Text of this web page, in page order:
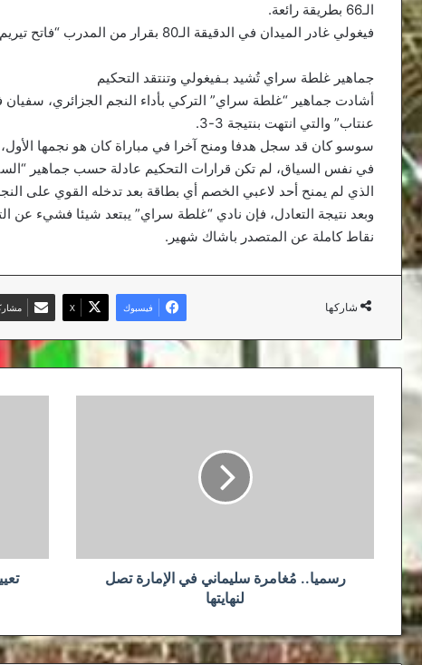
الـ66 بطريقة رائعة.
فيغولي غادر الميدان في الدقيقة الـ80 بقرار من المدرب “فاتح تيريم”.
جماهير غلطة سراي تُشيد بـفيغولي وتنتقد التحكيم
أشادت جماهير “غلطة سراي” التركي بأداء النجم الجزائري، سفيان
عنتاب” والتي انتهت بنتيجة 3-3.
سوسو كان قد سجل هدفا ومنح آخرا في مباراة كان هو نجمها الأول،
في نفس السياق، لم تكن قرارات التحكيم عادلة حسب جماهير
الذي لم يمنح أحد لاعبي الخصم أي بطاقة بعد تدخله القوي على
نقاط كاملة عن المتصدر باشاك شهير.
شاركها فيسبوك ‫X
رسميا.. مُغامرة سليماني في الإمارة تصل
لنهايتها